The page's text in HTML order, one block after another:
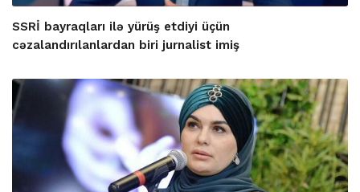
SSRİ bayraqları ilə yürüş etdiyi üçün
cəzalandırılanlardan biri jurnalist imiş